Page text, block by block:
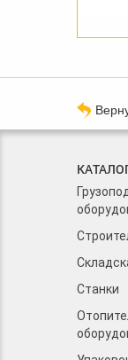
Станки